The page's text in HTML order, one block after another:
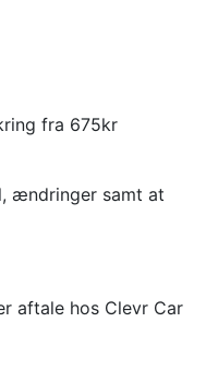
fra 675kr
ændringer samt at
aftale hos Clevr Car